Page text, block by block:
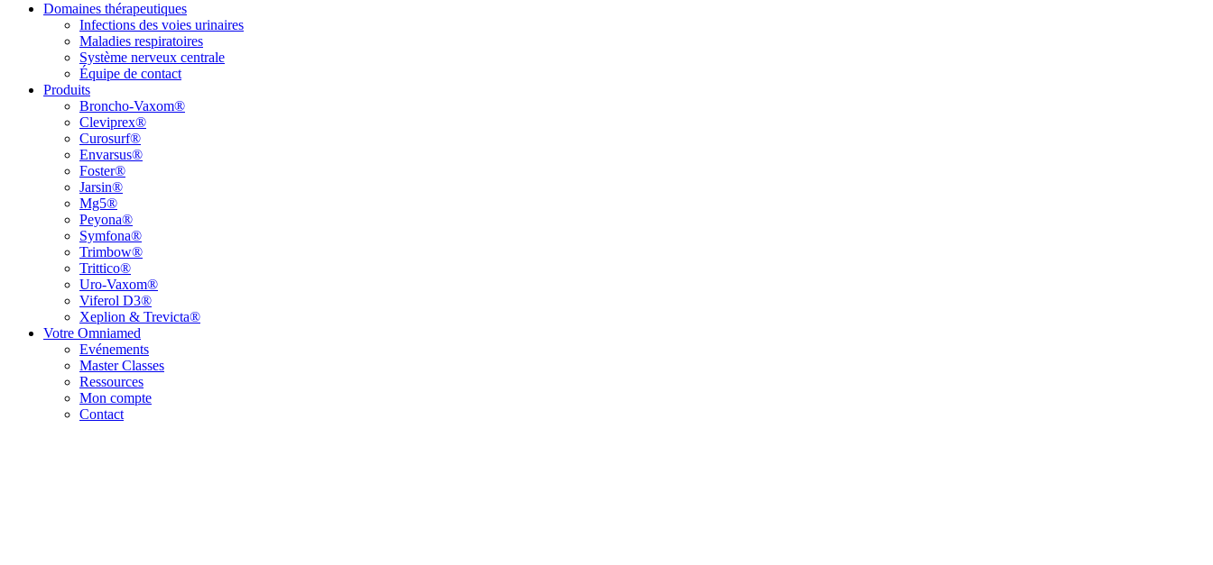
Domaines thérapeutiques
Infections des voies urinaires
Maladies respiratoires
Système nerveux centrale
Équipe de contact
Produits
Broncho-Vaxom®
Cleviprex®
Curosurf®
Envarsus®
Foster®
Jarsin®
Mg5®
Peyona®
Symfona®
Trimbow®
Trittico®
Uro-Vaxom®
Viferol D3®
Xeplion & Trevicta®
Votre Omniamed
Evénements
Master Classes
Ressources
Mon compte
Contact